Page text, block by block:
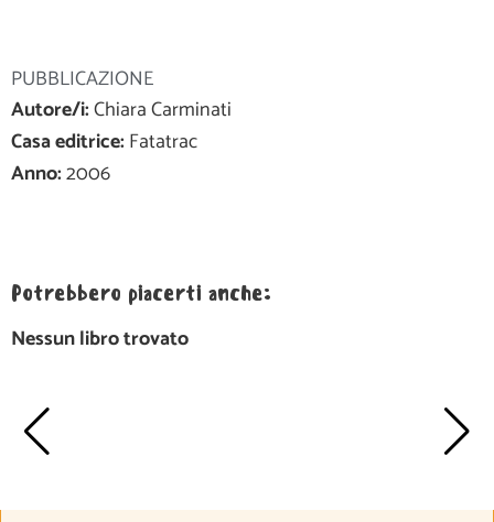
PUBBLICAZIONE
Autore/i:Chiara Carminati
Casa editrice:Fatatrac
Anno:2006
Potrebbero piacerti anche:
Nessun libro trovato